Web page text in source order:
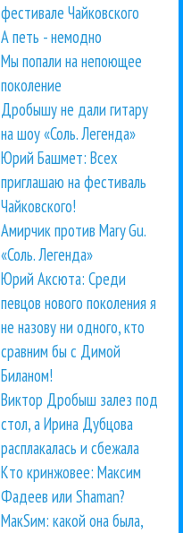
фестивале Чайковского
А петь - немодно
Мы попали на непоющее
поколение
Дробышу не дали гитару
на шоу «Соль. Легенда»
Юрий Башмет: Всех
приглашаю на фестиваль
Чайковского!
Амирчик против Mary Gu.
«Соль. Легенда»
Юрий Аксюта: Среди
певцов нового поколения я
не назову ни одного, кто
сравним бы с Димой
Биланом!
Виктор Дробыш залез под
стол, а Ирина Дубцова
расплакалась и сбежала
Кто кринжовее: Максим
Фадеев или Shaman?
МакSим: какой она была,